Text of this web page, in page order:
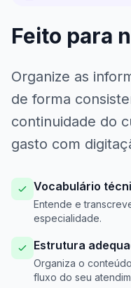
Feito para
Organize as
de forma
continuidade do
gasto com
Vocabulário
Entende e
especialidade.
Estrutura
Organiza o
fluxo do seu